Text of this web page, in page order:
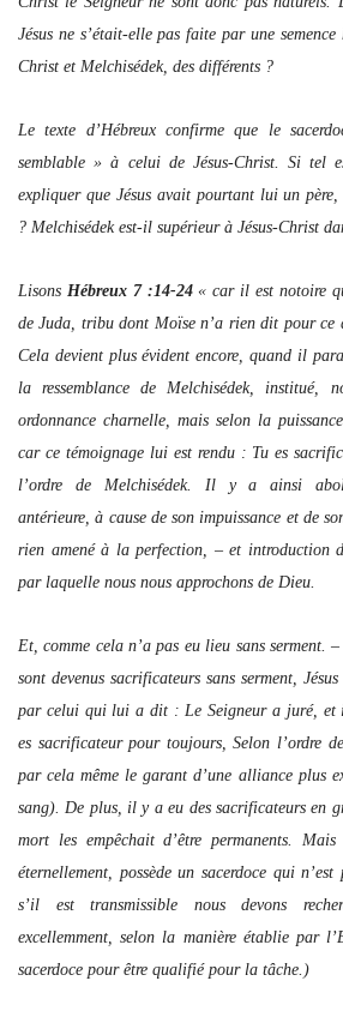
Jésus ne s’était-elle pas faite par une
Christ et Melchisédek, des différents ?
Le texte d’Hébreux confirme que le
semblable » à celui de Jésus-Christ. Si tel
expliquer que Jésus avait pourtant lui un père,
? Melchisédek est-il supérieur à Jésus-Christ
Lisons Hébreux 7 :14-24« car il est notoire
de Juda, tribu dont Moïse n’a rien dit pour ce
Cela devient plus évident encore, quand il
la ressemblance de Melchisédek, institué,
ordonnance charnelle, mais selon la
car ce témoignage lui est rendu : Tu es
l’ordre de Melchisédek. Il y a ainsi
antérieure, à cause de son impuissance et de
rien amené à la perfection, – et introduction
par laquelle nous nous approchons de Dieu.
Et, comme cela n’a pas eu lieu sans serment.
sont devenus sacrificateurs sans serment,
par celui qui lui a dit : Le Seigneur a juré, et
es sacrificateur pour toujours, Selon l’ordre
par cela même le garant d’une alliance plus
sang). De plus, il y a eu des sacrificateurs en
mort les empêchait d’être permanents.
éternellement, possède un sacerdoce qui
s’il est transmissible nous devons
excellemment, selon la manière établie par
sacerdoce pour être qualifié pour la tâche.)